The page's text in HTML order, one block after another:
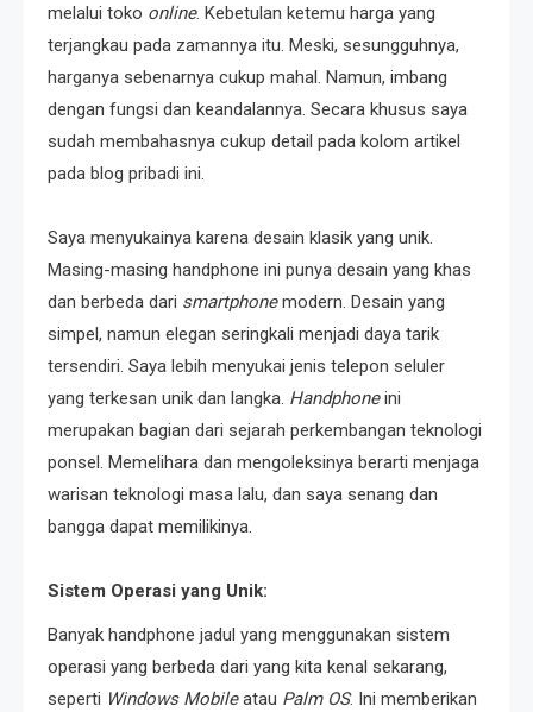
melalui toko online. Kebetulan ketemu harga yang
terjangkau pada zamannya itu. Meski, sesungguhnya,
harganya sebenarnya cukup mahal. Namun, imbang
dengan fungsi dan keandalannya. Secara khusus saya
sudah membahasnya cukup detail pada kolom artikel
pada blog pribadi ini.
Saya menyukainya karena desain klasik yang unik.
Masing-masing handphone ini punya desain yang khas
dan berbeda dari smartphonemodern. Desain yang
simpel, namun elegan seringkali menjadi daya tarik
tersendiri. Saya lebih menyukai jenis telepon seluler
yang terkesan unik dan langka. Handphoneini
merupakan bagian dari sejarah perkembangan teknologi
ponsel. Memelihara dan mengoleksinya berarti menjaga
warisan teknologi masa lalu, dan saya senang dan
bangga dapat memilikinya.
Sistem Operasi yang Unik:
Banyak handphone jadul yang menggunakan sistem
operasi yang berbeda dari yang kita kenal sekarang,
seperti Windows Mobileatau Palm OS. Ini memberikan